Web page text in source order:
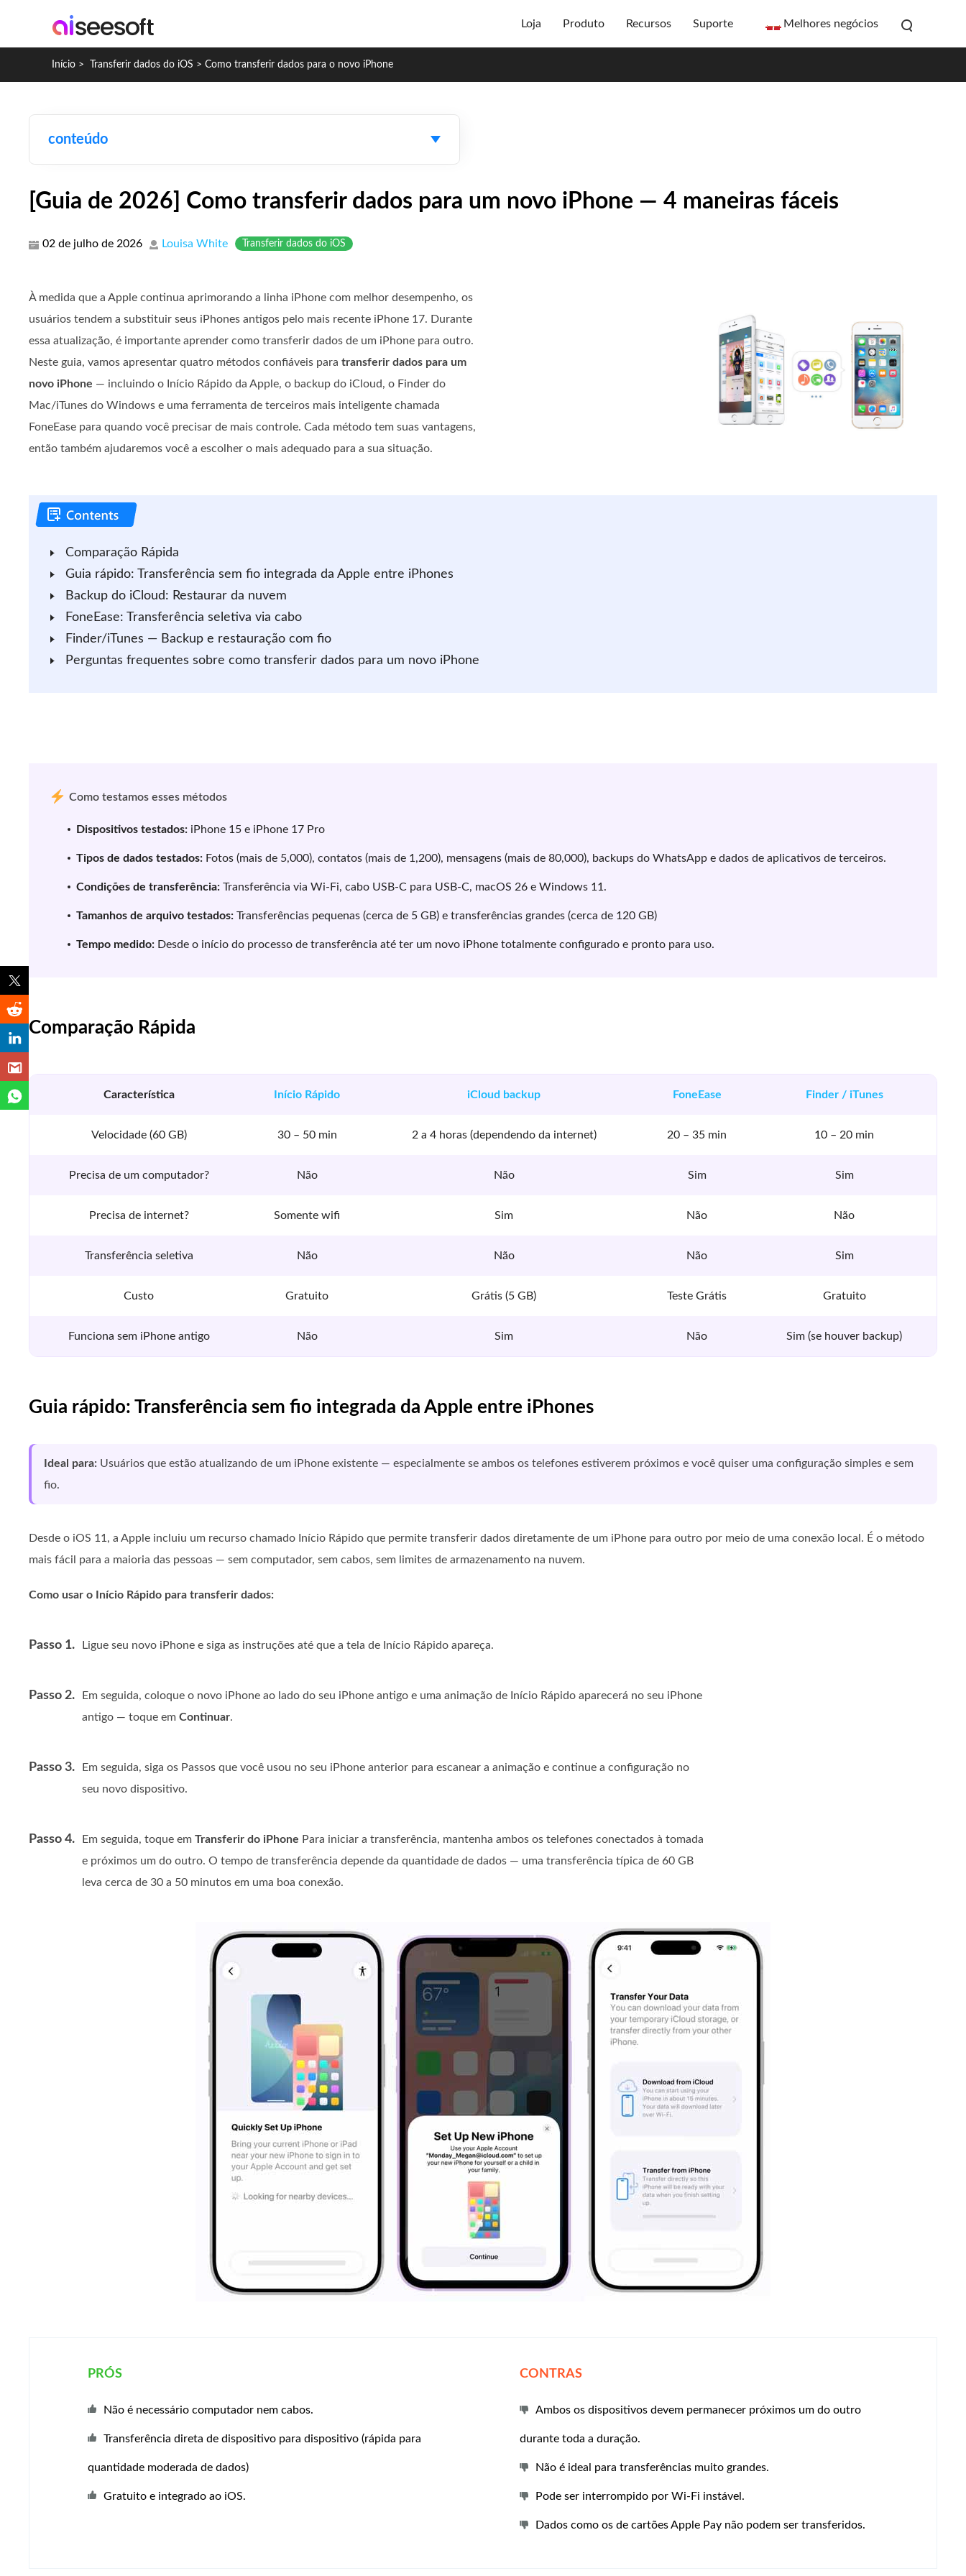
Loja Produto Recursos Suporte Melhores negócios
Início > Transferir dados do iOS > Como transferir dados para o novo iPhone
conteúdo
[Guia de 2026] Como transferir dados para um novo iPhone — 4 maneiras fáceis
02 de julho de 2026 Louisa White Transferir dados do iOS
À medida que a Apple continua aprimorando a linha iPhone com melhor desempenho, os
usuários tendem a substituir seus iPhones antigos pelo mais recente iPhone 17. Durante
essa atualização, é importante aprender como transferir dados de um iPhone para outro.
Neste guia, vamos apresentar quatro métodos confiáveis ​​para transferir dados para um
novo iPhone — incluindo o Início Rápido da Apple, o backup do iCloud, o Finder do
Mac/iTunes do Windows e uma ferramenta de terceiros mais inteligente chamada
FoneEase para quando você precisar de mais controle. Cada método tem suas vantagens,
então também ajudaremos você a escolher o mais adequado para a sua situação.
Comparação Rápida
Guia rápido: Transferência sem fio integrada da Apple entre iPhones
Backup do iCloud: Restaurar da nuvem
FoneEase: Transferência seletiva via cabo
Finder/iTunes — Backup e restauração com fio
Perguntas frequentes sobre como transferir dados para um novo iPhone
Como testamos esses métodos
Dispositivos testados: iPhone 15 e iPhone 17 Pro
Tipos de dados testados: Fotos (mais de 5,000), contatos (mais de 1,200), mensagens (mais de 80,000), backups do WhatsApp e dados de aplicativos de terceiros.
Condições de transferência: Transferência via Wi-Fi, cabo USB-C para USB-C, macOS 26 e Windows 11.
Tamanhos de arquivo testados: Transferências pequenas (cerca de 5 GB) e transferências grandes (cerca de 120 GB)
Tempo medido: Desde o início do processo de transferência até ter um novo iPhone totalmente configurado e pronto para uso.
Comparação Rápida
Característica Início Rápido iCloud backup FoneEase Finder / iTunes
Velocidade (60 GB) 30 – 50 min 2 a 4 horas (dependendo da internet) 20 – 35 min 10 – 20 min
Precisa de um computador? Não Não Sim Sim
Precisa de internet? Somente wifi Sim Não Não
Transferência seletiva Não Não Não Sim
Custo Gratuito Grátis (5 GB) Teste Grátis Gratuito
Funciona sem iPhone antigo Não Sim Não Sim (se houver backup)
Guia rápido: Transferência sem fio integrada da Apple entre iPhones
Ideal para: Usuários que estão atualizando de um iPhone existente — especialmente se ambos os telefones estiverem próximos e você quiser uma configuração simples e sem
fio.
Desde o iOS 11, a Apple incluiu um recurso chamado Início Rápido que permite transferir dados diretamente de um iPhone para outro por meio de uma conexão local. É o método
mais fácil para a maioria das pessoas — sem computador, sem cabos, sem limites de armazenamento na nuvem.
Como usar o Início Rápido para transferir dados:
Passo 1. Ligue seu novo iPhone e siga as instruções até que a tela de Início Rápido apareça.
Passo 2.
Em seguida, coloque o novo iPhone ao lado do seu iPhone antigo e uma animação de Início Rápido aparecerá no seu iPhone
antigo — toque em Continuar.
Passo 3.
Em seguida, siga os Passos que você usou no seu iPhone anterior para escanear a animação e continue a configuração no
seu novo dispositivo.
Passo 4. Em seguida, toque em Transferir do iPhone Para iniciar a transferência, mantenha ambos os telefones conectados à tomada
e próximos um do outro. O tempo de transferência depende da quantidade de dados — uma transferência típica de 60 GB
leva cerca de 30 a 50 minutos em uma boa conexão.
PRÓS
Não é necessário computador nem cabos.
Transferência direta de dispositivo para dispositivo (rápida para
quantidade moderada de dados)
Gratuito e integrado ao iOS.
CONTRAS
Ambos os dispositivos devem permanecer próximos um do outro
durante toda a duração.
Não é ideal para transferências muito grandes.
Pode ser interrompido por Wi-Fi instável.
Dados como os de cartões Apple Pay não podem ser transferidos.